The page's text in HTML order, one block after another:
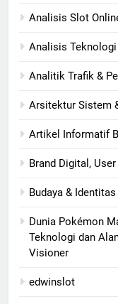
Analisis Slot
Analisis
Analitik Trafik &
Arsitektur Sistem
Artikel Informatif
Brand Digital,
Budaya & Identitas
Dunia Pokémon
Teknologi dan
Visioner
edwinslot